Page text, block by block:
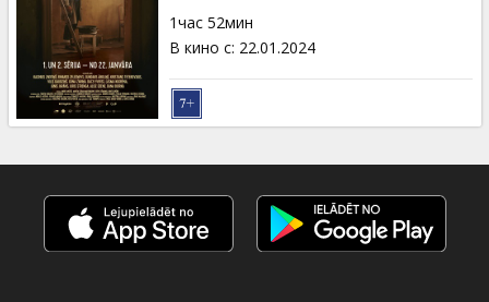
1час 52мин
В кино с: 22.01.2024